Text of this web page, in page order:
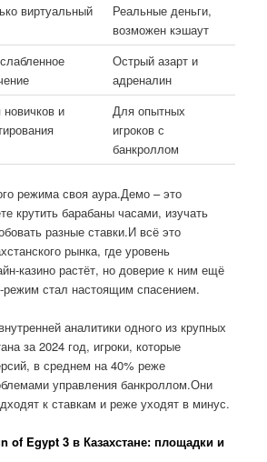
виртуальный
Реальные деньги,
возможен кэшаут
Острый азарт и
адреналин
и
Для опытных
игроков с
банкроллом
режима своя аура.Демо – это
крутить барабаны часами, изучать
разные ставки.И всё это
рынка, где уровень
казино растёт, но доверие к ним ещё
режим стал настоящим спасением.
аналитики одного из крупных
за 2024 год, игроки, которые
в среднем на 40% реже
управления банкроллом.Они
к ставкам и реже уходят в минус.
of Egypt 3 в Казахстане: площадки и